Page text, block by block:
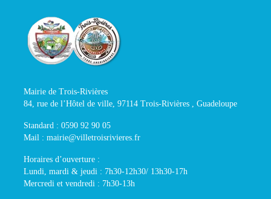
Mairie de Trois-Rivières
84, rue de l’Hôtel de ville, 97114 Trois-Rivières , Guadeloupe
Standard : 0590 92 90 05
Mail : mairie@villetroisrivieres.fr
Horaires d’ouverture :
Lundi, mardi & jeudi : 7h30-12h30/ 13h30-17h
Mercredi et vendredi : 7h30-13h